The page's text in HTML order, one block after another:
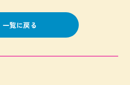
一覧に戻る